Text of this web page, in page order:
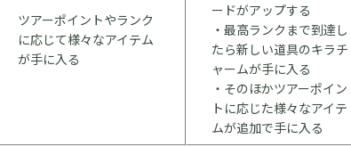
ツアーポイントやランク
に応じて様々なアイテム
が手に入る
ードがアップする
・最高ランクまで到達し
たら新しい道具のキラチ
ャームが手に入る
・そのほかツアーポイン
トに応じた様々なアイテ
ムが追加で手に入る